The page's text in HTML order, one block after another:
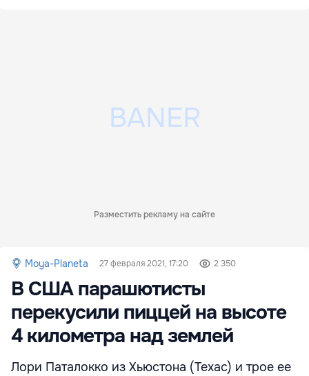
Разместить рекламу на сайте
Moya-Planeta 27 февраля 2021, 17:20 2 350
В США парашютисты
перекусили пиццей на высоте
4 километра над землей
Лори Паталокко из Хьюстона (Техас) и трое ее